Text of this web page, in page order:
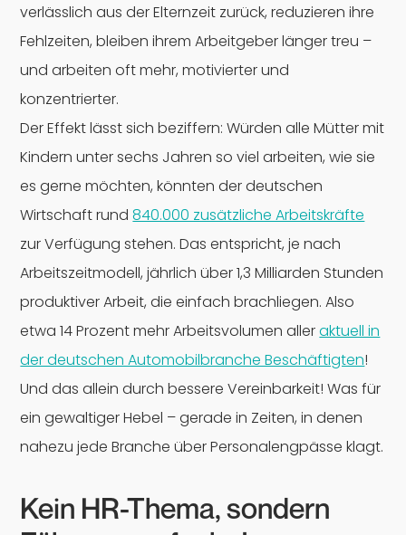
verlässlich aus der Elternzeit zurück, reduzieren ihre
Fehlzeiten, bleiben ihrem Arbeitgeber länger treu –
und arbeiten oft mehr, motivierter und
konzentrierter.
Der Effekt lässt sich beziffern: Würden alle Mütter mit
Kindern unter sechs Jahren so viel arbeiten, wie sie
es gerne möchten, könnten der deutschen
Wirtschaft rund840.000 zusätzliche Arbeitskräfte
zur Verfügung stehen. Das entspricht, je nach
Arbeitszeitmodell, jährlich über 1,3 Milliarden Stunden
produktiver Arbeit, die einfach brachliegen. Also
etwa 14 Prozent mehr Arbeitsvolumen alleraktuell in
der deutschen Automobilbranche Beschäftigten!
Und das allein durch bessere Vereinbarkeit! Was für
ein gewaltiger Hebel – gerade in Zeiten, in denen
nahezu jede Branche über Personalengpässe klagt.
Kein HR-Thema, sondern